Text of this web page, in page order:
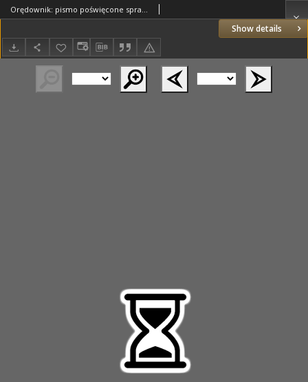
Show details
Orędownik: pismo poświęcone sprawom politycznym i spółecznym 1885.10.09 R.15 Nr230